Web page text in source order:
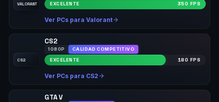
VALORANT EXCELENTE 350 FPS
Ver PCs para Valorant
CS2
CS2
1080P CALIDAD COMPETITIVO
EXCELENTE 180 FPS
Ver PCs para CS2
GTA V